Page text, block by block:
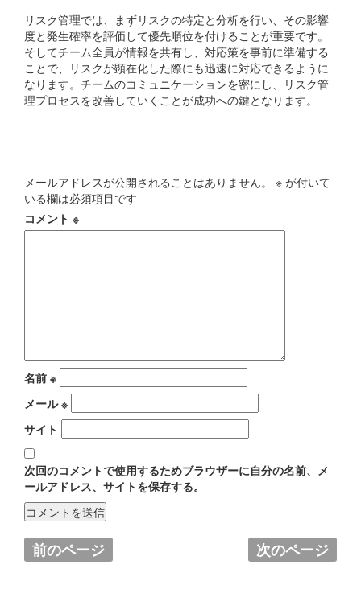
リスク管理では、まずリスクの特定と分析を行い、その影響
度と発生確率を評価して優先順位を付けることが重要です。
そしてチーム全員が情報を共有し、対応策を事前に準備する
ことで、リスクが顕在化した際にも迅速に対応できるように
なります。チームのコミュニケーションを密にし、リスク管
理プロセスを改善していくことが成功への鍵となります。
メールアドレスが公開されることはありません。 ※ が付いて
いる欄は必須項目です
コメント ※
名前 ※
メール※
サイト
次回のコメントで使用するためブラウザーに自分の名前、メ
ールアドレス、サイトを保存する。
前のページ 次のページ